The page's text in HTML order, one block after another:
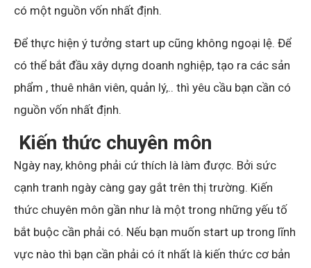
có một nguồn vốn nhất định.
Để thực hiện ý tưởng start up cũng không ngoại lệ. Để
có thể bắt đầu xây dựng doanh nghiệp, tạo ra các sản
phẩm , thuê nhân viên, quản lý,.. thì yêu cầu bạn cần có
nguồn vốn nhất định.
Kiến thức chuyên môn
Ngày nay, không phải cứ thích là làm được. Bởi sức
cạnh tranh ngày càng gay gắt trên thị trường. Kiến
thức chuyên môn gần như là một trong những yếu tố
bắt buộc cần phải có. Nếu bạn muốn start up trong lĩnh
vực nào thì bạn cần phải có ít nhất là kiến thức cơ bản